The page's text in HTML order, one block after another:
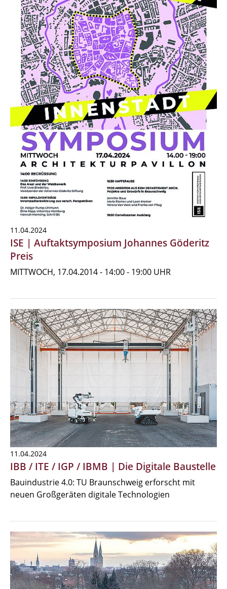
11.04.2024
ISE | Auftaktsymposium Johannes Göderitz
Preis
MITTWOCH, 17.04.2014 - 14:00 - 19:00 UHR
11.04.2024
IBB / ITE / IGP / IBMB | Die Digitale Baustelle
Bauindustrie 4.0: TU Braunschweig erforscht mit
neuen Großgeräten digitale Technologien